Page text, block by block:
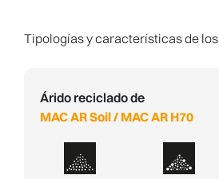
Tipologías y características de
Árido reciclado de
MAC AR Soil / MAC AR H70